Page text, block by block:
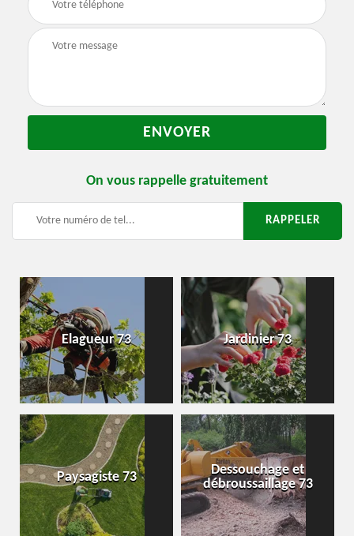
On vous rappelle gratuitement
Elagueur 73 Jardinier 73
Paysagiste 73
Dessouchage et
débroussaillage 73